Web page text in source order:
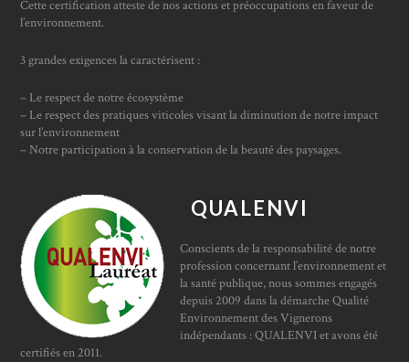
Cette certification atteste de nos actions et préoccupations en faveur de
l’environnement.
3 grandes exigences la caractérisent :
– Le respect de notre écosystème
– Le respect des pratiques viticoles visant la diminution de notre impact
sur l’environnement
– Notre participation à la conservation de la beauté des paysages.
QUALENVI
Conscients de la responsabilité de notre
profession concernant l’environnement et
la santé publique, nous sommes engagés
depuis 2009 dans la démarche Qualité
Environnement des Vignerons
indépendants : QUALENVI et avons été
certifiés en 2011.